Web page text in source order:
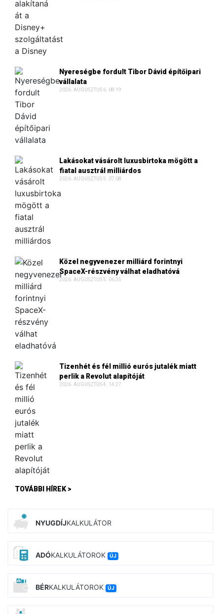
Nyereségbe fordult Tibor Dávid építőipari
vállalata
2026. AUGUSZTUS 6. 08:19
Lakásokat vásárolt luxusbirtoka mögött a
fiatal ausztrál milliárdos
2026. AUGUSZTUS 5. 07:08
Közel negyvenezer milliárd forintnyi
SpaceX-részvény válhat eladhatóvá
2026. AUGUSZTUS 5. 06:35
Tizenhét és fél millió eurós jutalék miatt
perlik a Revolut alapítóját
2026. AUGUSZTUS 4. 14:27
TOVÁBBI HÍREK >
NYUGDÍJKALKULÁTOR
ADÓKALKULÁTOROK ÚJ
BÉRKALKULÁTOROK ÚJ